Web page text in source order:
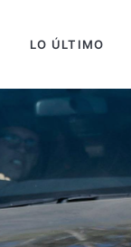
LO ÚLTIMO